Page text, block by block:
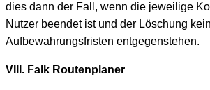
dies dann der Fall, wenn die jeweilige
Nutzer beendet ist und der Löschung
Aufbewahrungsfristen entgegenstehen.
VIII. Falk Routenplaner